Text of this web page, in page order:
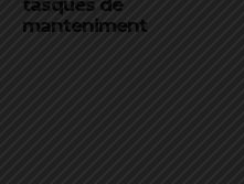
manteniment